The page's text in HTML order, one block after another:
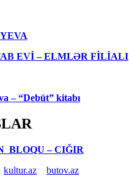
EVİ – ELMLƏR FİLİALI
– “Debüt” kitabı
BLOQU – CIĞIR
kultur.az
butov.az